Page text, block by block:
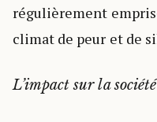
régulièrement
climat de peur et de
L’impact sur la